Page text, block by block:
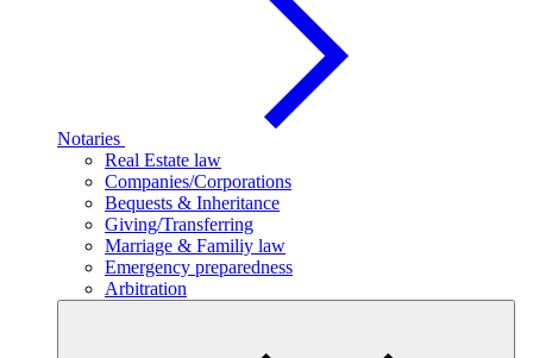
Notaries
Real Estate law
Companies/Corporations
Bequests & Inheritance
Giving/Transferring
Marriage & Familiy law
Emergency preparedness
Arbitration